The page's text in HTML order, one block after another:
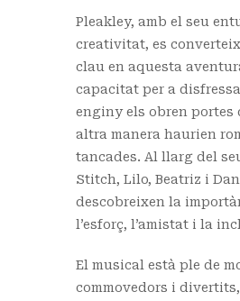
Pleakley, amb el seu
creativitat, es
clau en aquesta
capacitat per a
enginy els obren portes
altra manera haurien
tancades. Al llarg del
Stitch, Lilo, Beatriz i
descobreixen la
l’esforç, l’amistat i la
El musical està ple de
commovedors i